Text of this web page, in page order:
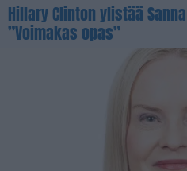
Hillary Clinton ylistää
”Voimakas opas”